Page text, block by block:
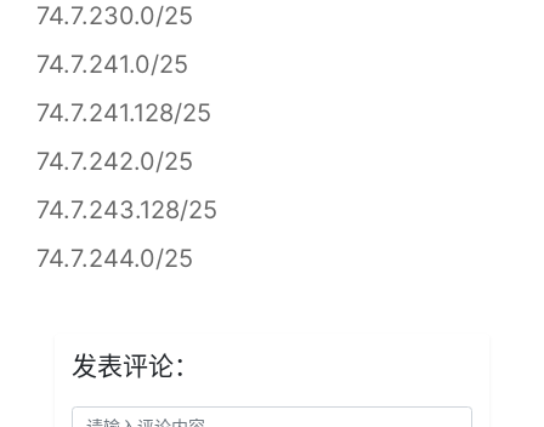
74.7.230.0/25
74.7.241.0/25
74.7.241.128/25
74.7.242.0/25
74.7.243.128/25
74.7.244.0/25
发表评论：